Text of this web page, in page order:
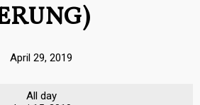
April 29, 2019
Über
die
All day